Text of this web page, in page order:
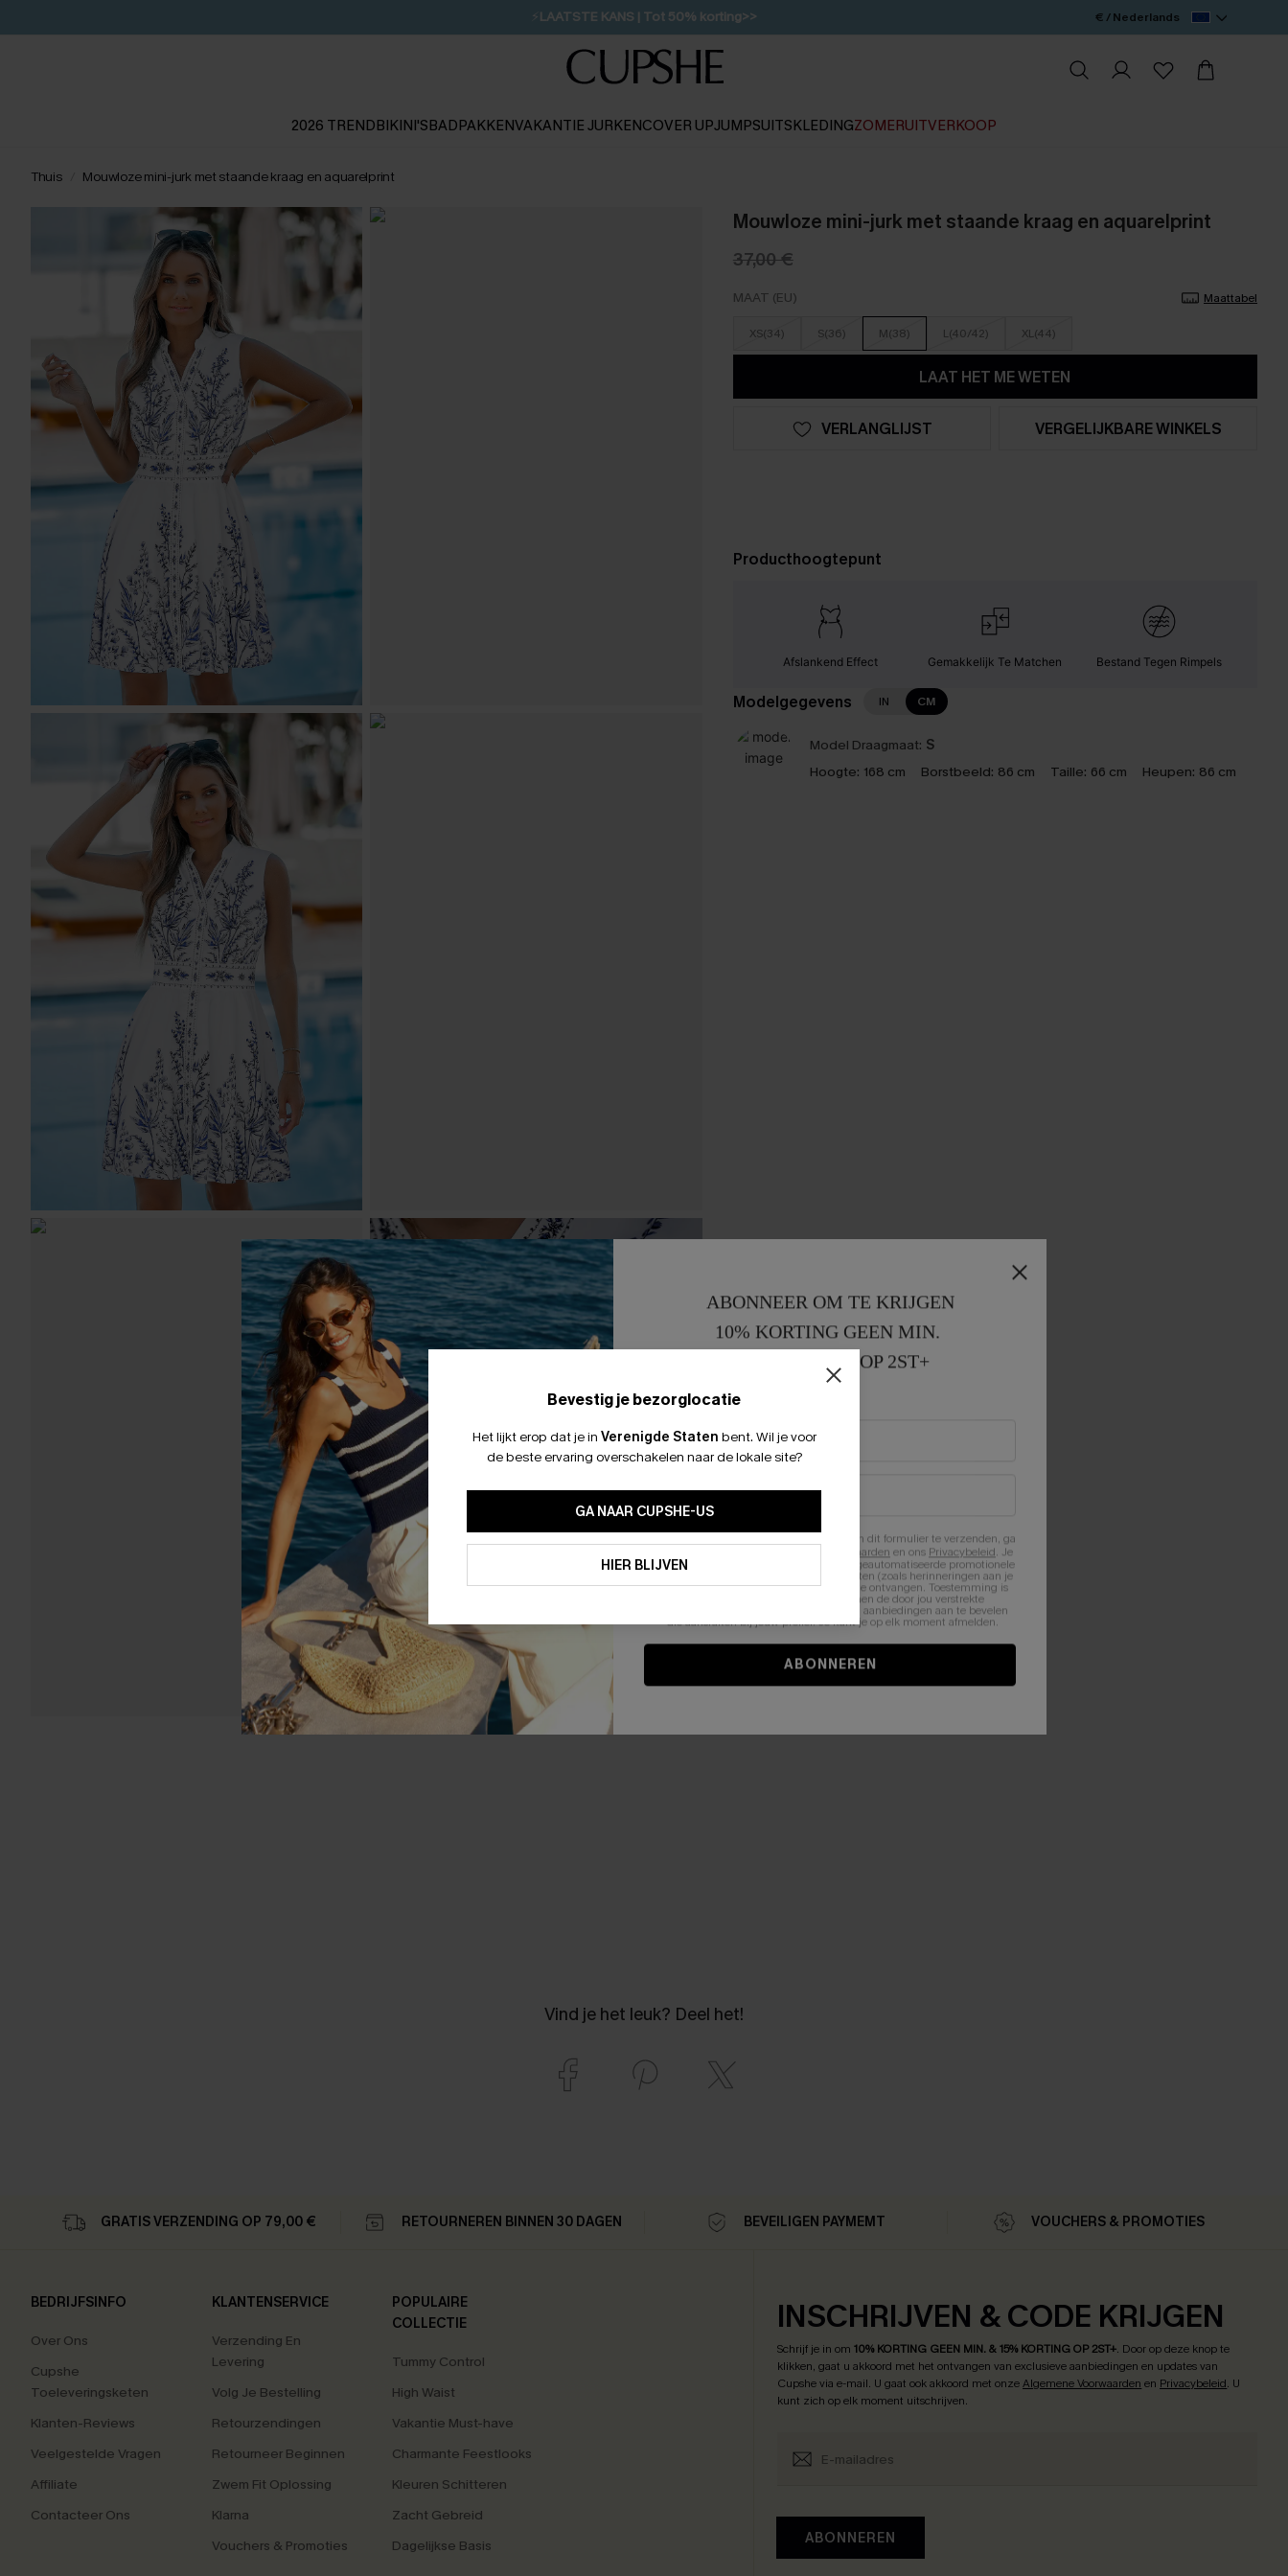
Meest Populair Corrigerend Badpakken| Must Have>> € / Nederlands
2026 TRENDBIKINI'SBADPAKKENVAKANTIE JURKENCOVER UPJUMPSUITSKLEDINGZOMERUITVERKOOP
Thuis Mouwloze mini-jurk met staande kraag en aquarelprint
Mouwloze mini-jurk met staande kraag en aquarelprint
37,00 €
MAAT (EU) Maattabel
XS(34) S(36) M(38) L(40/42) XL(44)
LAAT HET ME WETEN
VERLANGLIJST VERGELIJKBARE WINKELS
Producthoogtepunt
Afslankend Effect Gemakkelijk Te Matchen Bestand Tegen Rimpels
Modelgegevens IN CM
Model Draagmaat: S
Hoogte: 168 cm Borstbeeld: 86 cm Taille: 66 cm Heupen: 86 cm
Vind je het leuk? Deel het!
Bevestig je bezorglocatie
Het lijkt erop dat je in Verenigde Staten bent. Wil je voor
de beste ervaring overschakelen naar de lokale site?
GA NAAR CUPSHE-US
HIER BLIJVEN
GRATIS VERZENDING OP 79,00 € RETOURNEREN BINNEN 30 DAGEN BEVEILIGEN PAYMEMT VOUCHERS & PROMOTIES
BEDRIJFSINFO
Over Ons
Cupshe
Toeleveringsketen
Klanten-Reviews
Veelgestelde Vragen
Affiliate
Contacteer Ons
KLANTENSERVICE
Verzending En
Levering
Volg Je Bestelling
Retourzendingen
Retourneer Beginnen
Zwem Fit Oplossing
Klarna
Vouchers & Promoties
POPULAIRE
COLLECTIE
Tummy Control
High Waist
Vakantie Must-have
Charmante Feestlooks
Kleuren Schitteren
Zacht Gebreid
Dagelijkse Basis
INSCHRIJVEN & CODE KRIJGEN
Schrijf je in om10% KORTING GEEN MIN. & 15% KORTING OP 2ST+. Door op deze knop te
klikken, gaat u akkoord met het ontvangen van exclusieve aanbiedingen en updates van
Cupshe via e-mail. U gaat ook akkoord met onzeAlgemene Voorwaarden en Privacybeleid. U
kunt zich op elk moment uitschrijven.
ABONNEREN
ABONNEER OM TE KRIJGEN
10% KORTING GEEN MIN.
15% KORTING OP 2ST+
Door je contactgegevens in te vullen en dit formulier te verzenden, ga
Algemene Voorwaarden en ons Privacybeleid. Je
stemt er tevens mee in om herhaalde geautomatiseerde promotionele
en gepersonaliseerde marketingberichten (zoals herinneringen aan je
winkelwagen) en e-mails van Cupshe te ontvangen. Toestemming is
niet vereist voor een aankoop. We kunnen de door jou verstrekte
informatie gebruiken om producten en aanbiedingen aan te bevelen
die aansluiten bij jouw profiel. Je kunt je op elk moment afmelden.
ABONNEREN